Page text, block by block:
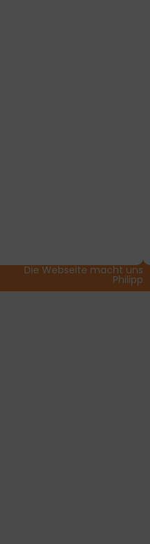
Die Webseite macht uns
Philipp